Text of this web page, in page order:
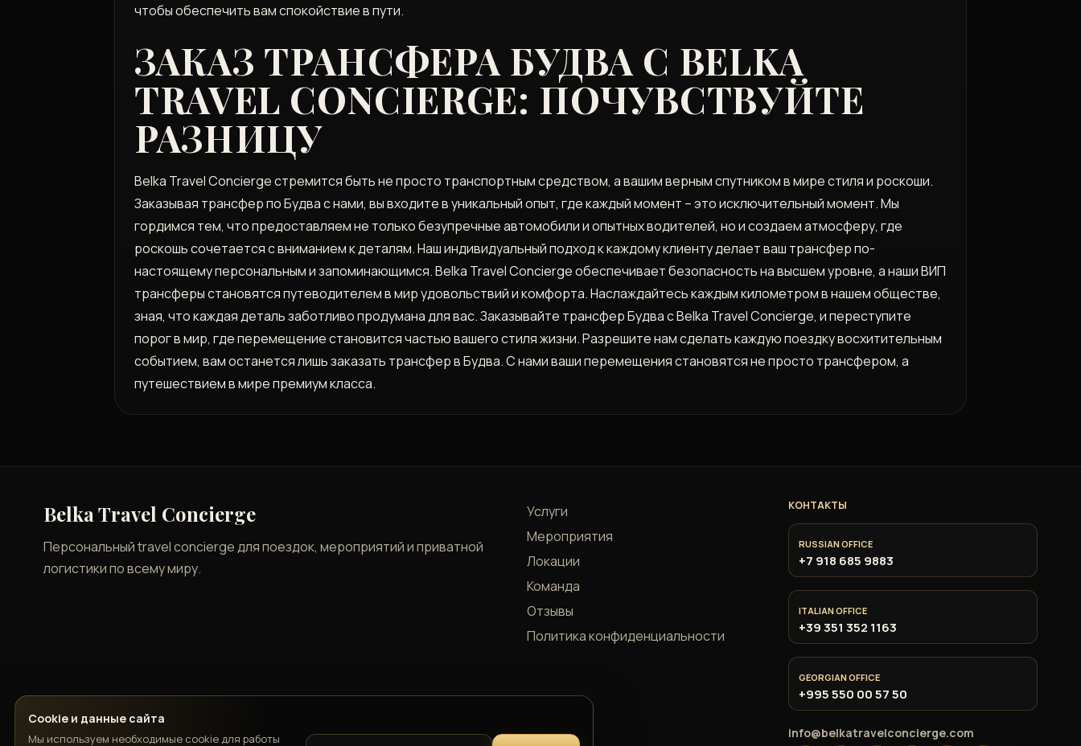
чтобы обеспечить вам спокойствие в пути.
ЗАКАЗ ТРАНСФЕРА БУДВА С BELKA
TRAVEL CONCIERGE: ПОЧУВСТВУЙТЕ
РАЗНИЦУ
Belka Travel Concierge стремится быть не просто транспортным средством, а вашим верным спутником в мире стиля и роскоши.
Заказывая трансфер по Будва с нами, вы входите в уникальный опыт, где каждый момент – это исключительный момент. Мы
гордимся тем, что предоставляем не только безупречные автомобили и опытных водителей, но и создаем атмосферу, где
роскошь сочетается с вниманием к деталям. Наш индивидуальный подход к каждому клиенту делает ваш трансфер по-
настоящему персональным и запоминающимся. Belka Travel Concierge обеспечивает безопасность на высшем уровне, а наши ВИП
трансферы становятся путеводителем в мир удовольствий и комфорта. Наслаждайтесь каждым километром в нашем обществе,
зная, что каждая деталь заботливо продумана для вас. Заказывайте трансфер Будва с Belka Travel Concierge, и переступите
порог в мир, где перемещение становится частью вашего стиля жизни. Разрешите нам сделать каждую поездку восхитительным
событием, вам останется лишь заказать трансфер в Будва. С нами ваши перемещения становятся не просто трансфером, а
путешествием в мире премиум класса.
Belka Travel Concierge
Персональный travel concierge для поездок, мероприятий и приватной
логистики по всему миру.
Услуги
Мероприятия
Локации
Команда
Отзывы
Политика конфиденциальности
КОНТАКТЫ
RUSSIAN OFFICE
+7 918 685 9883
ITALIAN OFFICE
+39 351 352 1163
GEORGIAN OFFICE
+995 550 00 57 50
info@belkatravelconcierge.com
Cookie и данные сайта
Мы используем необходимые cookie для работы